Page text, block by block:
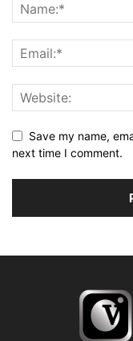
Save my name,
next time I comment.